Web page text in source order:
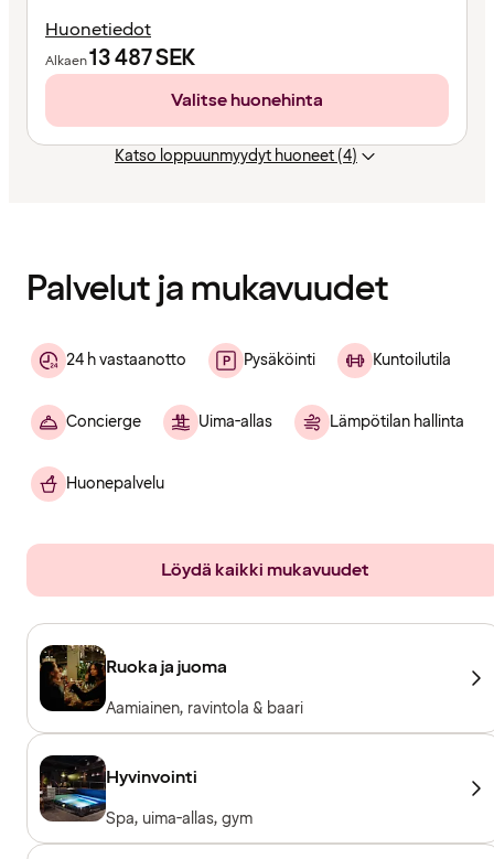
Huonetiedot
Alkaen13 487SEK
Valitse huonehinta
Katso loppuunmyydyt huoneet (4)
Palvelut ja mukavuudet
24 h vastaanotto Pysäköinti Kuntoilutila
Concierge Uima-allas Lämpötilan hallinta
Huonepalvelu
Löydä kaikki mukavuudet
Ruoka ja juoma
Aamiainen, ravintola & baari
Hyvinvointi
Spa, uima-allas, gym